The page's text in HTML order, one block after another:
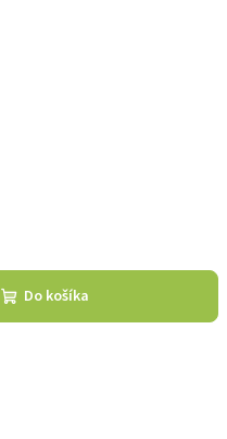
Do košíka